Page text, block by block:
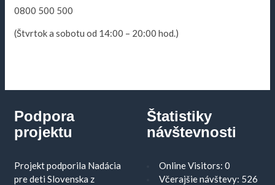
0800 500 500
(Štvrtok a sobotu od 14:00 – 20:00 hod.)
Podpora
projektu
Projekt podporila Nadácia
pre deti Slovenska z
Štatistiky
návštevnosti
Online Visitors: 0
Včerajšie návštevy: 526